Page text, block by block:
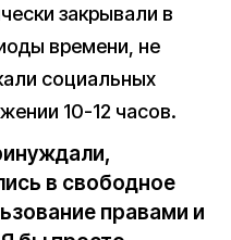
закрывали в
времени, не
социальных
10-12 часов.
в свободное
правами и